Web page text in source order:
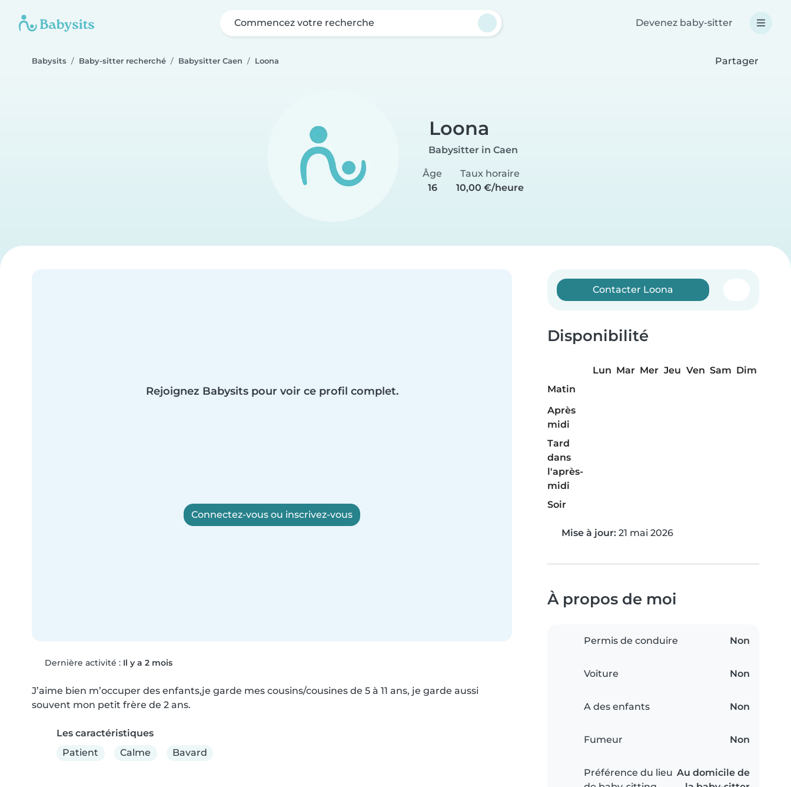
Commencez votre recherche Devenez baby-sitter
Babysits Baby-sitter recherché Babysitter Caen Loona Partager
Loona
Babysitter in Caen
Âge
16
Taux horaire
10,00 €/heure
Rejoignez Babysits pour voir ce profil complet.
Connectez-vous ou inscrivez-vous
Dernière activité : Il y a 2 mois
J’aime bien m’occuper des enfants,je garde mes cousins/cousines de 5 à 11 ans, je garde aussi
souvent mon petit frère de 2 ans.
Les caractéristiques
Patient
Calme Bavard
Contacter Loona
Disponibilité
Lun Mar Mer Jeu Ven Sam Dim
Matin
Après
midi
Tard
dans
l'après-
midi
Soir
Mise à jour: 21 mai 2026
À propos de moi
Permis de conduire Non
Voiture Non
A des enfants Non
Fumeur Non
Préférence du lieu Au domicile de